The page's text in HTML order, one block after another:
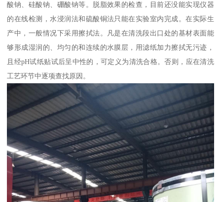
酸钠、硅酸钠、硼酸钠等。脱脂效果的检查，目前还没能实现仪器
的在线检测，水浸润法和硫酸铜法只能在实验室内完成。在实际生
产中，一般情况下采用擦拭法。凡是在清洗段出口处的基材表面能
够形成湿润的、均匀的和连续的水膜层，用滤纸加力擦拭无污迹，
且经pH试纸贴试后呈中性的，可定义为清洗合格。否则，应在清洗
工艺环节中逐项查找原因。